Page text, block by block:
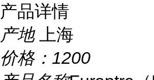
产品详情
产地
上海
价格： 1200